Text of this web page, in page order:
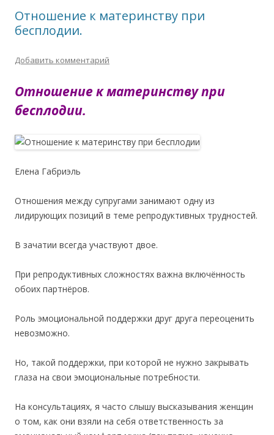
Отношение к материнству при
бесплодии.
Добавить комментарий
Отношение к материнству при
бесплодии.
Елена Габриэль
Отношения между супругами занимают одну из
лидирующих позиций в теме репродуктивных трудностей.
В зачатии всегда участвуют двое.
При репродуктивных сложностях важна включённость
обоих партнёров.
Роль эмоциональной поддержки друг друга переоценить
невозможно.
Но, такой поддержки, при которой не нужно закрывать
глаза на свои эмоциональные потребности.
На консультациях, я часто слышу высказывания женщин
о том, как они взяли на себя ответственность за